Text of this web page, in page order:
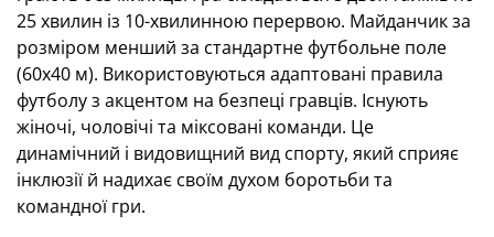
25 хвилин із 10-хвилинною перервою. Майданчик за
розміром менший за стандартне футбольне поле
(60x40 м). Використовуються адаптовані правила
футболу з акцентом на безпеці гравців. Існують
жіночі, чоловічі та міксовані команди. Це
динамічний і видовищний вид спорту, який сприяє
інклюзії й надихає своїм духом боротьби та
командної гри.